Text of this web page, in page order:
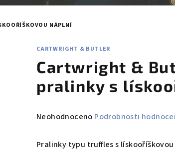
NÁPLNÍ
CARTWRIGHT & BUTLER
Cartwright &
pralinky s
Průměrné
produktu
Neohodnoceno Podrobnosti
Pralinky typu truffles s lískooříškovou